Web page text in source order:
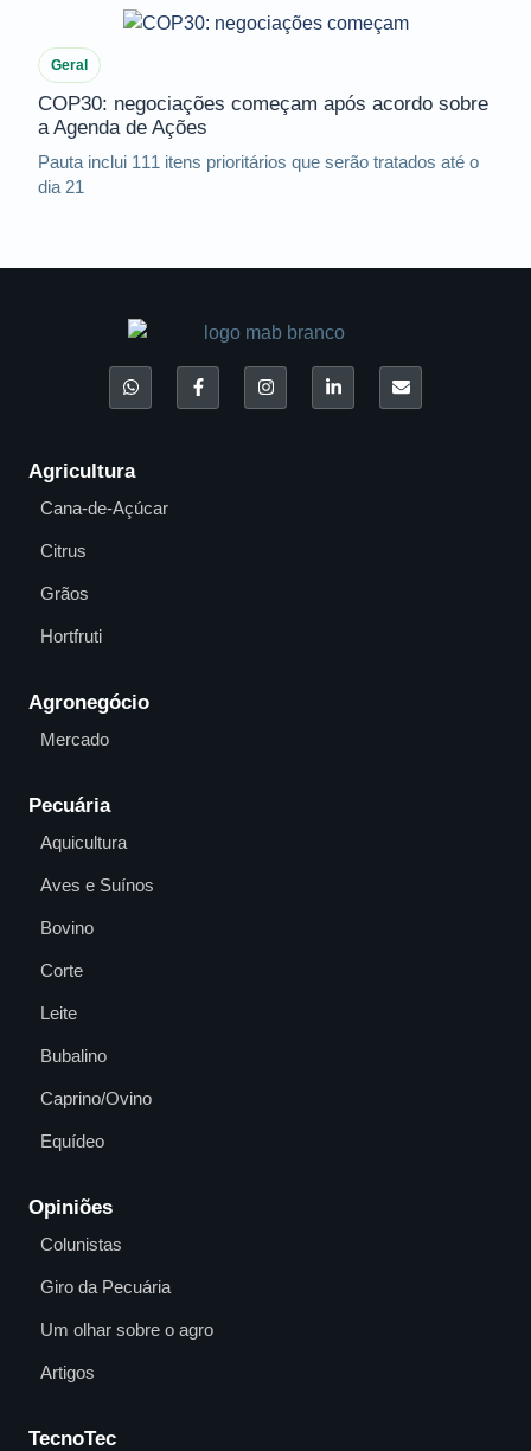
Geral
COP30: negociações começam após acordo sobre
a Agenda de Ações
Pauta inclui 111 itens prioritários que serão tratados até o
dia 21
Agricultura
Cana-de-Açúcar
Citrus
Grãos
Hortfruti
Agronegócio
Mercado
Pecuária
Aquicultura
Aves e Suínos
Bovino
Corte
Leite
Bubalino
Caprino/Ovino
Equídeo
Opiniões
Colunistas
Giro da Pecuária
Um olhar sobre o agro
Artigos
TecnoTec